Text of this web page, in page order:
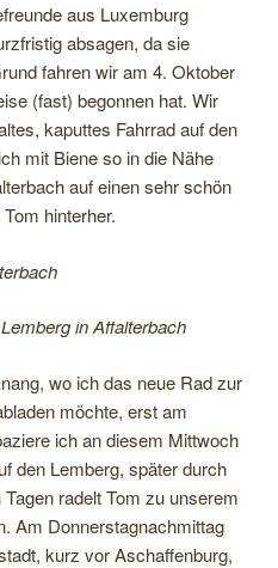
aus Luxemburg
absagen, da sie
fahren wir am 4. Oktober
(fast) begonnen hat. Wir
kaputtes Fahrrad auf den
mit Biene so in die Nähe
auf einen sehr schön
hinterher.
in Affalterbach
wo ich das neue Rad zur
möchte, erst am
ich an diesem Mittwoch
den Lemberg, später durch
radelt Tom zu unserem
Am Donnerstagnachmittag
kurz vor Aschaffenburg,